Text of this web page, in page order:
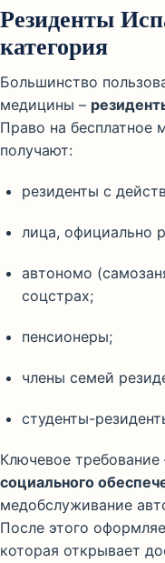
Резиденты
категория
Большинство
медицины –
Право на бесплатное
получают:
резиденты с
лица, официально
автономо
соцстрах;
пенсионеры;
члены семей
студенты-
Ключевое требование
социального
медобслуживание
После этого
которая открывает